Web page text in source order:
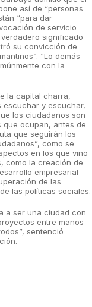
así de “personas
“para dar
de servicio
significado
su convicción de
“Lo demás
con la
la capital charra,
escuchar y escuchar,
los ciudadanos son
que ocupan, antes de
que seguirán los
como se
en los que vino
como la creación de
empresarial
de las
las políticas sociales.
a ser una ciudad con
entre manos
sentenció